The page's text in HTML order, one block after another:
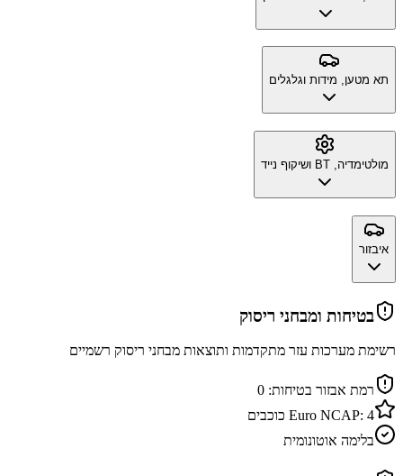
תא מטען, מידות וגלגלים
מולטימדיה, BT ושיקוף נייד
איבזור
בטיחות ומבחני ריסוק
רשימת מערכות עזר מתקדמות ותוצאות מבחני ריסוק רשמיים
רמת אבזור בטיחות: 0
Euro NCAP: 4
כוכבים
בלימה אוטונומית